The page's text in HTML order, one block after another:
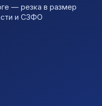
— резка в размер
и СЗФО